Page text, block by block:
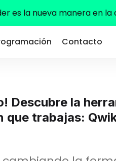
es la nueva manera en la
Contacto
Descubre la
trabajas: